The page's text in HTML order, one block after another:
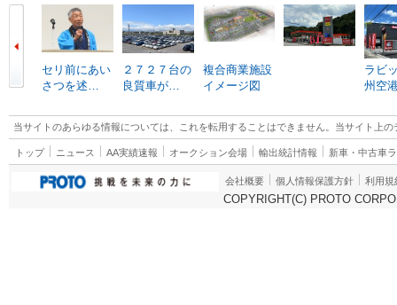
セリ前にあい
さつを述…
２７２７台の
良質車が…
複合商業施設
イメージ図
ラビ
州空
当サイトのあらゆる情報については、これを転用することはできません。当サイト上
トップ ニュース AA実績速報 オークション会場 輸出統計情報 新車・中古車
会社概要 個人情報保護方針 利用規
COPYRIGHT(C) PROTO